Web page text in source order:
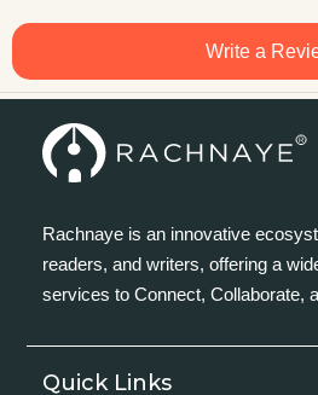
Write a
Rachnaye is an innovative
readers, and writers, offering a
services to Connect, Collaborate,
Quick Links